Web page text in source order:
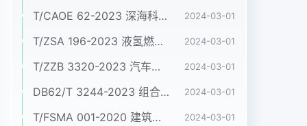
T/CAOE 62-2023 深海科考型ROV作业规范 2024-03-01
T/ZSA 196-2023 液氢燃料电池电动商用车 技术条件 2024-03-01
T/ZZB 3320-2023 汽车用金属双极板氢燃料电池发动机 2024-03-01
DB62/T 3244-2023 组合铝合金模板施工验收标准 2024-03-01
T/FSMA 001-2020 建筑屋面和幕墙用不锈钢压型板 2024-03-01